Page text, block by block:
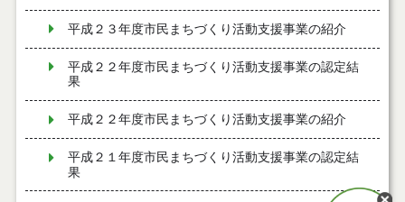
平成２３年度市民まちづくり活動支援事業の紹介
平成２２年度市民まちづくり活動支援事業の認定結
果
平成２２年度市民まちづくり活動支援事業の紹介
平成２１年度市民まちづくり活動支援事業の認定結
果